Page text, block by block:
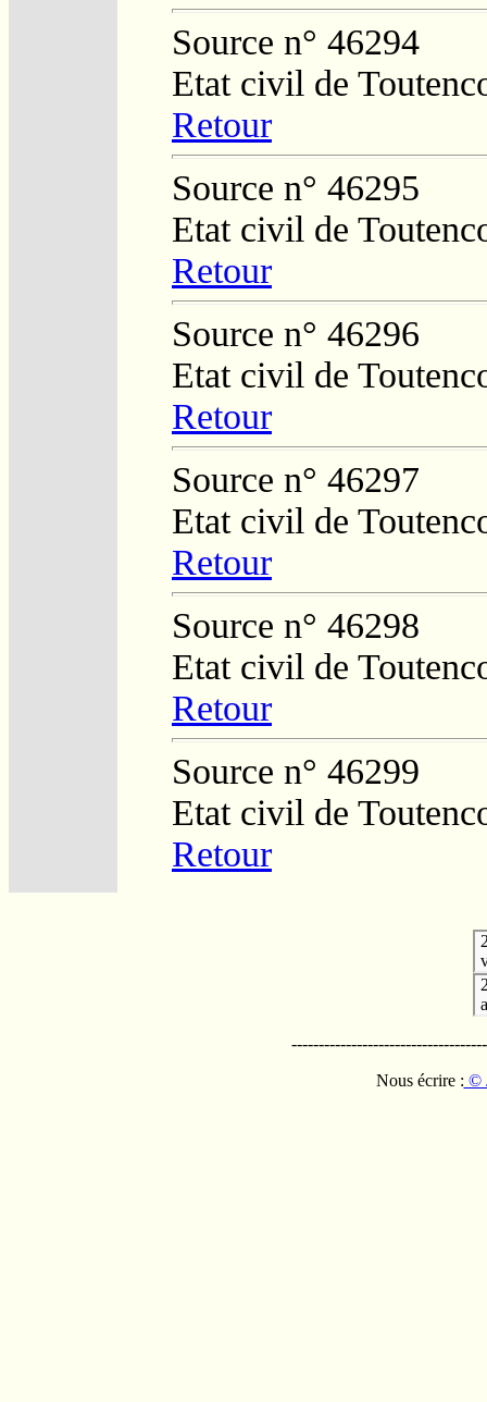
Source n° 46294
Etat civil de
Retour
Source n° 46295
Etat civil de
Retour
Source n° 46296
Etat civil de
Retour
Source n° 46297
Etat civil de
Retour
Source n° 46298
Etat civil de
Retour
Source n° 46299
Etat civil de
Retour
Nous écrire : ©